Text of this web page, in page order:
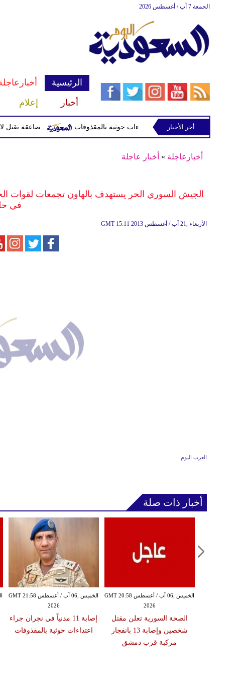
الجمعة 7 آب / أغسطس 2026
الرئيسية
أخبار
إعلام
صاعقة تقتل لاعبا تايلانديا وتصيب أخر الأخبار
أخبارعاجلة » أخبار عاجلة
في
GMT 15:11 2013 الأربعاء ,21 آب / أغسطس
العرب اليوم
أخبار ذات صلة
الخميس ,06 آب / أغسطس GMT 21:58
2026
إصابة 11 مدنياً في نجران جراء
اعتداءات حوثية بالمقذوفات
الخميس ,06 آب / أغسطس GMT 20:58
2026
الصحة السورية تعلن مقتل
شخصين وإصابة 13 بانفجار
مركبة قرب دمشق